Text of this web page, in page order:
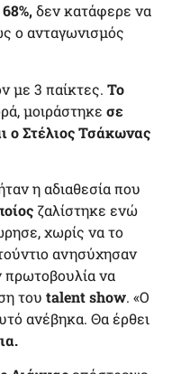
68%,δεν κατάφερε να
ο ανταγωνισμός
με 3 παίκτες. Το
μοιράστηκε σε
ο Στέλιος Τσάκωνας
η αδιαθεσία που
ζαλίστηκε ενώ
χωρίς να το
ανησύχησαν
πρωτοβουλία να
του talent show. «Ο
ανέβηκα. Θα έρθει